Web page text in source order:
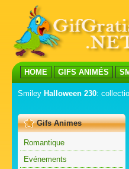
HOME GIFS ANIMÉS
Smiley Halloween 230:
Gifs Animes
Romantique
Evénements